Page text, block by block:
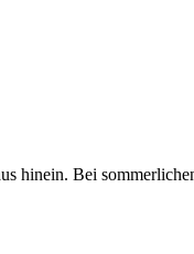
hinein. Bei